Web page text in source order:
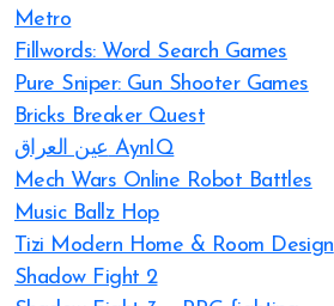
Metro
Fillwords: Word Search Games
Pure Sniper: Gun Shooter Games
Bricks Breaker Quest
عين العراق AynIQ
Mech Wars Online Robot Battles
Music Ballz Hop
Tizi Modern Home & Room Design
Shadow Fight 2